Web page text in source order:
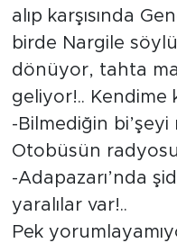
alıp karşısında
birde Nargile
dönüyor, tahta
geliyor!.. Kendime
-Bilmediğin bi’şeyi
Otobüsün radyosu
-Adapazarı’nda
yaralılar var!..
Pek